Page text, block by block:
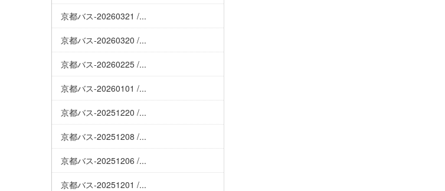
京都バス-20260321 /...
京都バス-20260320 /...
京都バス-20260225 /...
京都バス-20260101 /...
京都バス-20251220 /...
京都バス-20251208 /...
京都バス-20251206 /...
京都バス-20251201 /...